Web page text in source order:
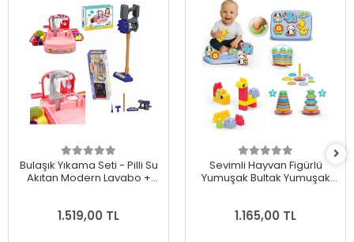
Bulaşık Yıkama Seti - Pilli Su
Akıtan Modern Lavabo +
1.519,00 TL
Sevimli Hayvan Figürlü
Yumuşak Bultak Yumuşak
1.165,00 TL